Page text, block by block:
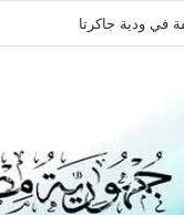
فنياً لمنتخب جنوب إفريقيا